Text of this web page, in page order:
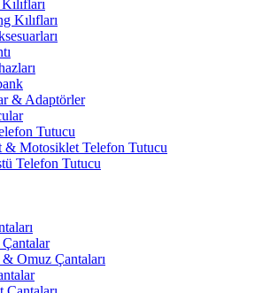
Kılıfları
& Adaptörler
Tutucu
& Motosiklet Telefon Tutucu
Telefon Tutucu
& Omuz Çantaları